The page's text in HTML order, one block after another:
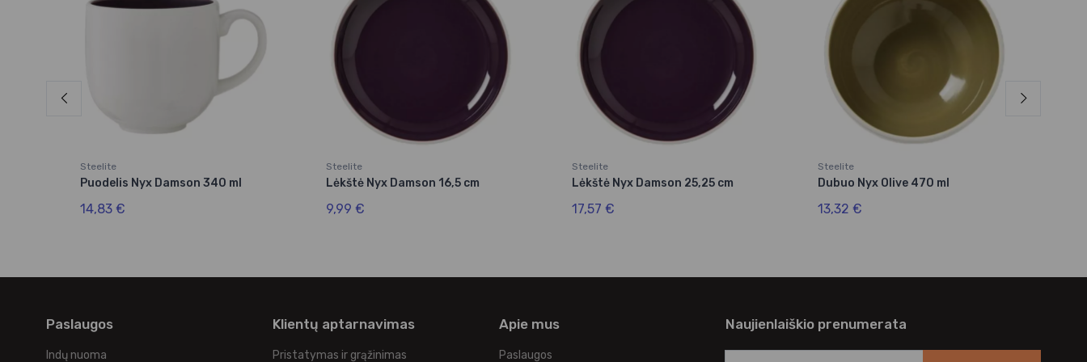
Steelite
Puodelis Nyx Damson 340 ml
14,83 €
Steelite
Lėkštė Nyx Damson 16,5 cm
9,99 €
Steelite
Lėkštė Nyx Damson 25,25 cm
17,57 €
Steelite
Dubuo Nyx Olive 470 ml
13,32 €
Paslaugos
Indų nuoma
Klientų aptarnavimas
Pristatymas ir grąžinimas
Apie mus
Paslaugos
Naujienlaiškio prenumerata